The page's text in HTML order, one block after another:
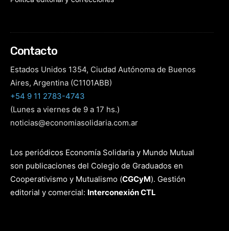
Contacto
Estados Unidos 1354, Ciudad Autónoma de Buenos
Aires, Argentina (C1101ABB)
+54 9 11 2783-4743
(Lunes a viernes de 9 a 17 hs.)
noticias@economiasolidaria.com.ar
Los periódicos Economía Solidaria y Mundo Mutual
son publicaciones del Colegio de Graduados en
Cooperativismo y Mutualismo (CGCyM). Gestión
editorial y comercial: Interconexión CTL